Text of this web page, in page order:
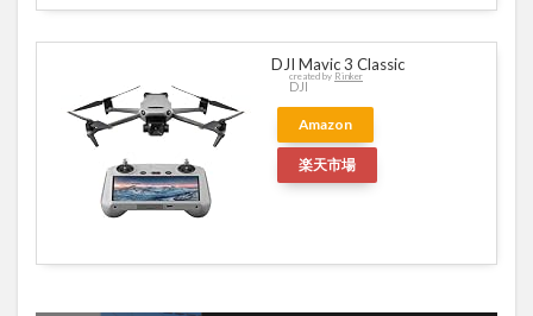
DJI Mavic 3 Classic
created by Rinker
DJI
Amazon
楽天市場